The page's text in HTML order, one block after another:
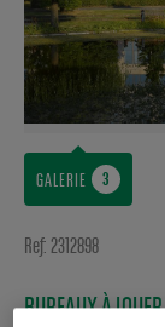
GALERIE
Ref: 2312898
BUREAUX À LOUER